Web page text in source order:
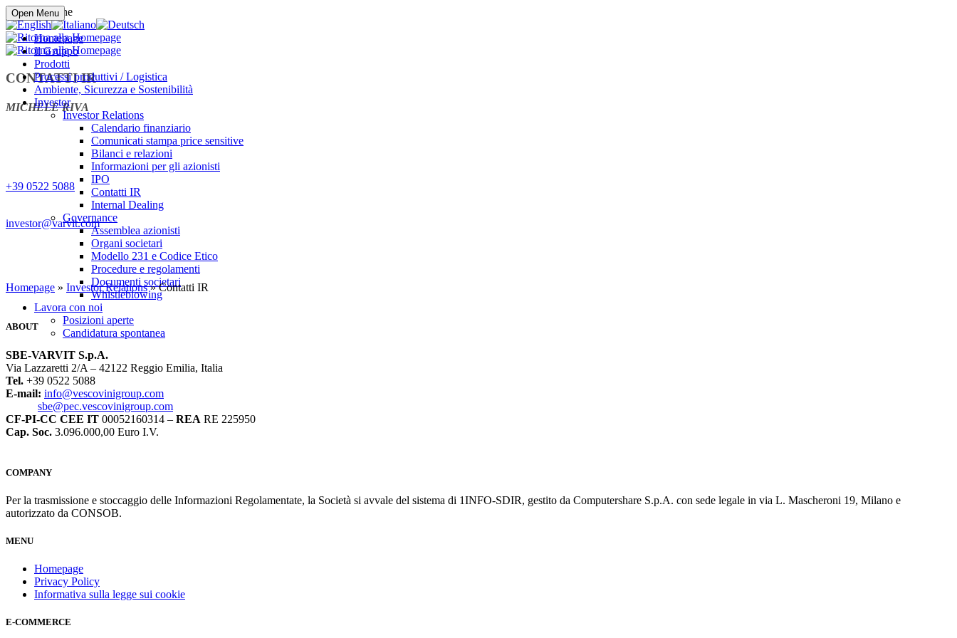
Open Menu
Homepage
Il Gruppo
Prodotti
Processi produttivi / Logistica
Ambiente, Sicurezza e Sostenibilità
Investor
Investor Relations
Calendario finanziario
Comunicati stampa price sensitive
Bilanci e relazioni
Informazioni per gli azionisti
IPO
Contatti IR
Internal Dealing
Governance
Assemblea azionisti
Organi societari
Modello 231 e Codice Etico
Procedure e regolamenti
Documenti societari
Whistleblowing
Lavora con noi
Posizioni aperte
Candidatura spontanea
Compra online
CONTATTI IR
MICHELE RIVA
+39 0522 5088
investor@varvit.com
Homepage » Investor Relations» Contatti IR
ABOUT
SBE-VARVIT S.p.A.
Via Lazzaretti 2/A – 42122 Reggio Emilia, Italia
Tel. +39 0522 5088
E-mail: info@vescovinigroup.com
sbe@pec.vescovinigroup.com
CF-PI-CC CEE IT 00052160314 – REA RE 225950
Cap. Soc. 3.096.000,00 Euro I.V.
COMPANY
Per la trasmissione e stoccaggio delle Informazioni Regolamentate, la Società si avvale del sistema di 1INFO-SDIR, gestito da Computershare S.p.A. con sede legale in via L. Mascheroni 19, Milano e
autorizzato da CONSOB.
MENU
Homepage
Privacy Policy
Informativa sulla legge sui cookie
E-COMMERCE